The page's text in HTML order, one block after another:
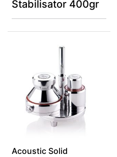
Stabilisator 400gr
Acoustic Solid